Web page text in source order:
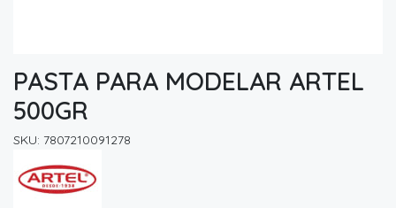
PASTA PARA MODELAR ARTEL
500GR
SKU: 7807210091278